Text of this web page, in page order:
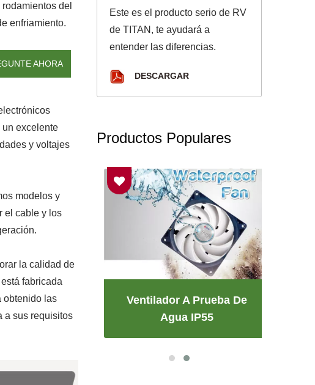
del
enfriamiento.
AHORA
excelente
y voltajes
modelos y
el cable y los
la calidad de
fabricada
obtenido las
a sus requisitos
Este es el producto serio de RV
de TITAN, te ayudará a
entender las diferencias.
DESCARGAR
Productos Populares
Para
De RV
Ventilador A Prueba De
Agua IP55